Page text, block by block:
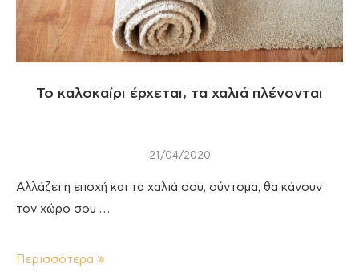
Το καλοκαίρι έρχεται, τα χαλιά πλένονται
21/04/2020
Αλλάζει η εποχή και τα χαλιά σου, σύντομα, θα κάνουν
τον χώρο σου …
Περισσότερα